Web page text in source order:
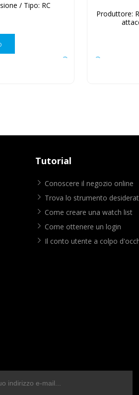
/ Tipo: RC
Produttore:
Tutorial
Conoscere il negozio online
Trova lo strumento
Come creare una watch list
Come ottenere un login
Il conto utente a colpo